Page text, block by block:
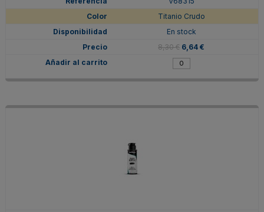
Titanio Crudo
En stock
8,30 € 6,64 €